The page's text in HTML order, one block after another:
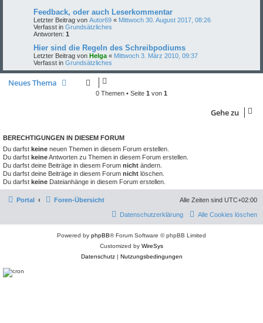
Feedback, oder auch Leserkommentar
Letzter Beitrag von Autor69 « Mittwoch 30. August 2017, 08:26
Verfasst in Grundsätzliches
Antworten: 1
Hier sind die Regeln des Schreibpodiums
Letzter Beitrag von Helga « Mittwoch 3. März 2010, 09:37
Verfasst in Grundsätzliches
Neues Thema
0 Themen • Seite 1 von 1
Gehe zu
BERECHTIGUNGEN IN DIESEM FORUM
Du darfst keine neuen Themen in diesem Forum erstellen.
Du darfst keineAntworten zu Themen in diesem Forum erstellen.
Du darfst deine Beiträge in diesem Forum nicht ändern.
Du darfst deine Beiträge in diesem Forum nicht löschen.
Du darfst keine Dateianhänge in diesem Forum erstellen.
Portal Foren-Übersicht Alle Zeiten sind UTC+02:00
Alle Cookies löschen
Datenschutzerklärung
Powered by phpBB® Forum Software © phpBB Limited
Customized by WireSys
Datenschutz| Nutzungsbedingungen